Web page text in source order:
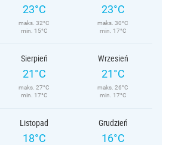
23°C
maks. 32°C
min. 15°C
23°C
maks. 30°C
min. 17°C
Sierpień
21°C
maks. 27°C
min. 17°C
Wrzesień
21°C
maks. 26°C
min. 17°C
Listopad
18°C
Grudzień
16°C